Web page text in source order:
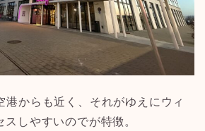
からも近く、それがゆえにウィ
しやすいのでが特徴。